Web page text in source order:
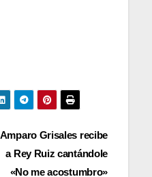
Amparo Grisales recibe
a Rey Ruiz cantándole
«No me acostumbro»